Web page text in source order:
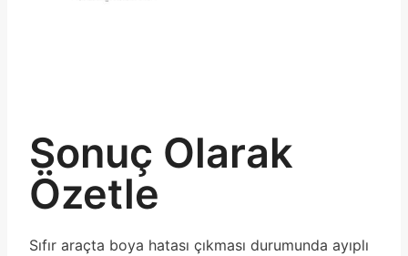
Sonuç Olarak
Özetle
Sıfır araçta boya hatası çıkması durumunda ayıplı